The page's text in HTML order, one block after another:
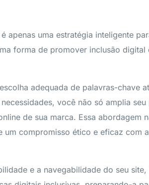
apenas uma estratégia inteligente
forma de promover inclusão digital
adequada de palavras-chave
você não só amplia
de sua marca. Essa abordagem
compromisso ético e eficaz com
e a navegabilidade do seu site,